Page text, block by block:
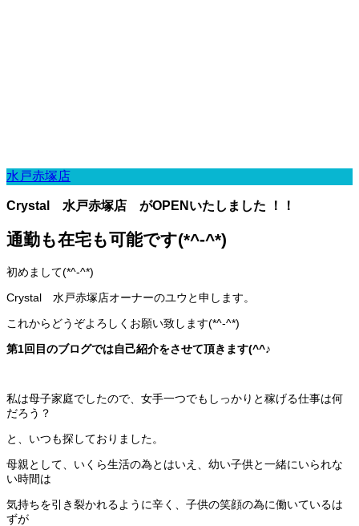
水戸赤塚店
Crystal 水戸赤塚店 がOPENいたしました ！！
通勤も在宅も可能です(*^-^*)
初めまして(*^-^*)
Crystal 水戸赤塚店オーナーのユウと申します。
これからどうぞよろしくお願い致します(*^-^*)
第1回目のブログでは自己紹介をさせて頂きます(^^♪
私は母子家庭でしたので、女手一つでもしっかりと稼げる仕事は何
だろう？
と、いつも探しておりました。
母親として、いくら生活の為とはいえ、幼い子供と一緒にいられな
い時間は
気持ちを引き裂かれるように辛く、 子供の笑顔の為に働いているは
ずが